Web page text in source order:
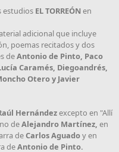
estudios EL TORREÓNen
adicional que incluye
poemas recitados y dos
deAntonio de Pinto, Paco
Caramés, Diegoandrés,
Otero y Javier
Hernándezexcepto en "Allí
deAlejandro Martínez, en
deCarlos Aguadoy en
deAntonio de Pinto.